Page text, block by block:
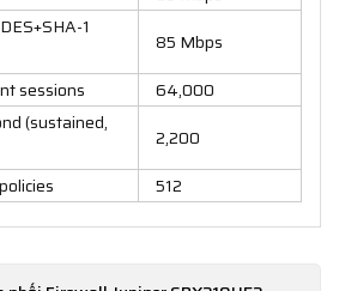
1
85 Mbps
sessions
64,000
(sustained,
2,200
512